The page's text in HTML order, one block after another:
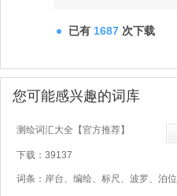
已有 1687 次下载
您可能感兴趣的词库
测绘词汇大全【官方推荐】
下载：39137
词条：岸台、编绘、标尺、波罗、泊位